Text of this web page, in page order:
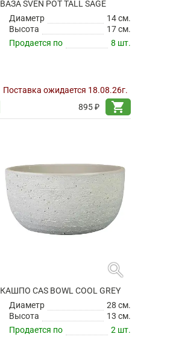
ВАЗА SVEN POT TALL SAGE
Диаметр
14 см.
Высота
17 см.
Продается по
8 шт.
Поставка ожидается 18.08.26г.
895 ₽
shopping_cart
search
КАШПО CAS BOWL COOL GREY
Диаметр
28 см.
Высота
13 см.
Продается по
2 шт.